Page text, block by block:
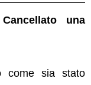
Cancellato una
come sia stato